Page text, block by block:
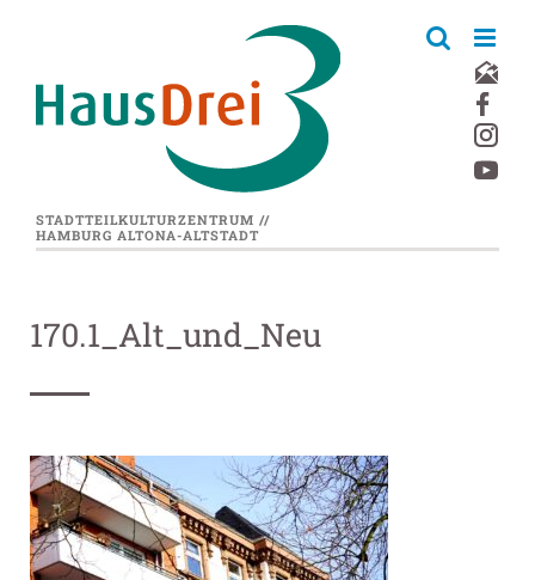
STADTTEILKULTURZENTRUM //
HAMBURG ALTONA-ALTSTADT
170.1_Alt_und_Neu